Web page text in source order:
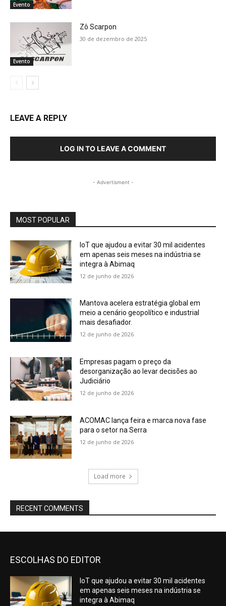
Evento
Evento
Zô Scarpon
30 de dezembro de 2025
LEAVE A REPLY
LOG IN TO LEAVE A COMMENT
- Advertisment -
MOST POPULAR
IoT que ajudou a evitar 30 mil acidentes
em apenas seis meses na indústria se
integra à Abimaq
12 de junho de 2026
Mantova acelera estratégia global em
meio a cenário geopolítico e industrial
mais desafiador.
12 de junho de 2026
Empresas pagam o preço da
desorganização ao levar decisões ao
Judiciário
12 de junho de 2026
ACOMAC lança feira e marca nova fase
para o setor na Serra
12 de junho de 2026
Load more
RECENT COMMENTS
ESCOLHAS DO EDITOR
IoT que ajudou a evitar 30 mil acidentes
em apenas seis meses na indústria se
integra à Abimaq